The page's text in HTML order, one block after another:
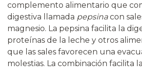
complemento alimentario que
digestiva llamada pepsinacon
magnesio. La pepsina facilita la
proteínas de la leche y otros
que las sales favorecen una
molestias. La combinación facilita